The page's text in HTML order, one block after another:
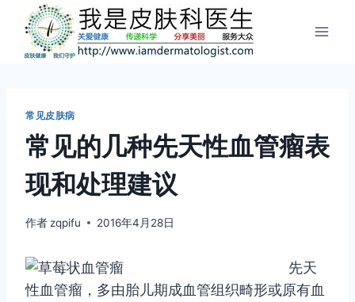
常见皮肤病
常见的几种先天性血管瘤表
现和处理建议
作者 zqpifu 2016年4月28日
先天
性血管瘤，多由胎儿期成血管组织畸形或原有血